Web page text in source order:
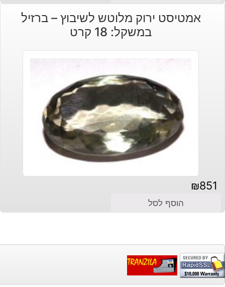
המקורי
היה:
הנוכחי
הוא:אמטיסט ירוק מלוטש לשיבוץ – ברזיל
במשקל: 18 קרט
₪851
הוסף לסל